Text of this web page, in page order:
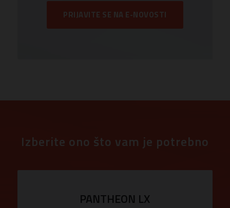
PRIJAVITE SE NA E-NOVOSTI
Izberite ono što vam je potrebno
PANTHEON LX